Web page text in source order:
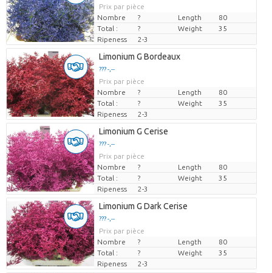
Prix par pièce
Nombre
? Length
80
Total :
? Weight
35
Ripeness
2-3
Limonium G Bordeaux
??? -,--
Prix par pièce
Nombre
? Length
80
Total :
? Weight
35
Ripeness
2-3
Limonium G Cerise
??? -,--
Prix par pièce
Nombre
? Length
80
Total :
? Weight
35
Ripeness
2-3
Limonium G Dark Cerise
??? -,--
Prix par pièce
Nombre
? Length
80
Total :
? Weight
35
Ripeness
2-3